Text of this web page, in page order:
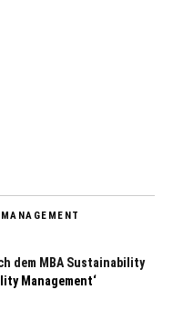
dem MBA Sustainability
Management‘